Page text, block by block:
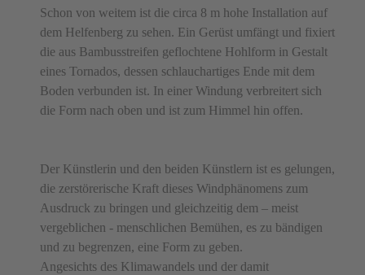
Schon von weitem ist die circa 8 m hohe Installation auf
dem Helfenberg zu sehen. Ein Gerüst umfängt und fixiert
die aus Bambusstreifen geflochtene Hohlform in Gestalt
eines Tornados, dessen schlauchartiges Ende mit dem
Boden verbunden ist. In einer Windung verbreitert sich
die Form nach oben und ist zum Himmel hin offen.
Der Künstlerin und den beiden Künstlern ist es gelungen,
die zerstörerische Kraft dieses Windphänomens zum
Ausdruck zu bringen und gleichzeitig dem – meist
vergeblichen - menschlichen Bemühen, es zu bändigen
und zu begrenzen, eine Form zu geben.
Angesichts des Klimawandels und der damit